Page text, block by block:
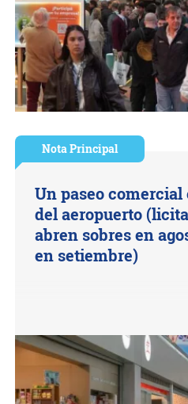
Nota Principal
Un paseo
del aeropuerto
abren sobres en
en setiembre)